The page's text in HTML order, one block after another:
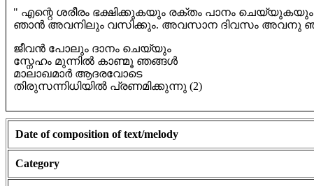
" എന്റെ ശരീരം ഭക്ഷിക്കുകയും രക്തം പാനം
ഞാൻ അവനിലും വസിക്കും. അവസാന ദിവസം അവനു
ജീവൻ പോലും ദാനം ചെയ്യും
സ്നേഹം മുന്നിൽ കാണ്മൂ ഞങ്ങൾ
മാലാഖമാർ ആദരവോടെ
തിരുസന്നിധിയിൽ പ്രണമിക്കുന്നു (2)
Date of composition of text/melody
Category